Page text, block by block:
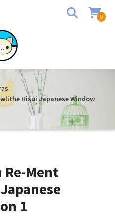
0
Hisui Japanese Window
Re-Ment
1